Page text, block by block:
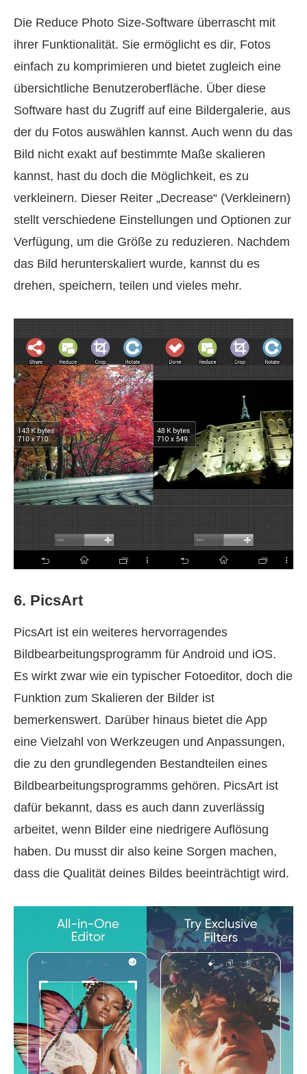
Die Reduce Photo Size‑Software überrascht mit
ihrer Funktionalität. Sie ermöglicht es dir, Fotos
einfach zu komprimieren und bietet zugleich eine
übersichtliche Benutzeroberfläche. Über diese
Software hast du Zugriff auf eine Bildergalerie, aus
der du Fotos auswählen kannst. Auch wenn du das
Bild nicht exakt auf bestimmte Maße skalieren
kannst, hast du doch die Möglichkeit, es zu
verkleinern. Dieser Reiter „Decrease“ (Verkleinern)
stellt verschiedene Einstellungen und Optionen zur
Verfügung, um die Größe zu reduzieren. Nachdem
das Bild herunterskaliert wurde, kannst du es
drehen, speichern, teilen und vieles mehr.
6. PicsArt
PicsArt ist ein weiteres hervorragendes
Bildbearbeitungsprogramm für Android und iOS.
Es wirkt zwar wie ein typischer Fotoeditor, doch die
Funktion zum Skalieren der Bilder ist
bemerkenswert. Darüber hinaus bietet die App
eine Vielzahl von Werkzeugen und Anpassungen,
die zu den grundlegenden Bestandteilen eines
Bildbearbeitungsprogramms gehören. PicsArt ist
dafür bekannt, dass es auch dann zuverlässig
arbeitet, wenn Bilder eine niedrigere Auflösung
haben. Du musst dir also keine Sorgen machen,
dass die Qualität deines Bildes beeinträchtigt wird.